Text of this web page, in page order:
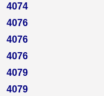
4074
4076
4076
4076
4079
4079